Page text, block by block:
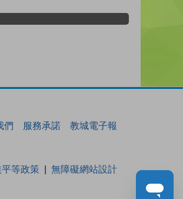
們 服務承諾 教城電子報
等政策 無障礙網站設計